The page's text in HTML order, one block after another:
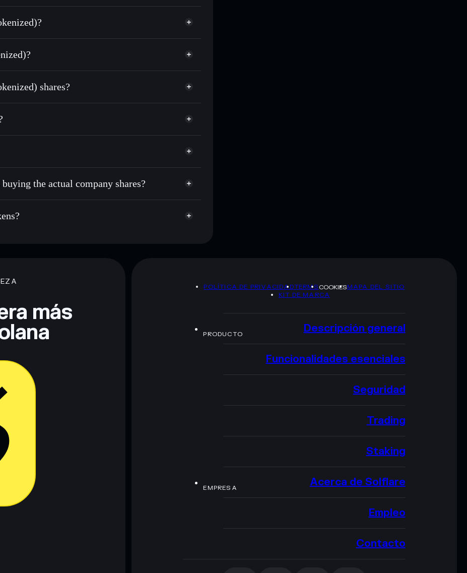
match the real-world stock price
2.61%
Solflare Wallet
shares?
the actual company shares?
más
POLÍTICA DE PRIVACIDADTERMSCOOKIESMAPA DEL SITIO
KIT DE MARCA
PRODUCTO Descripción general
Funcionalidades esenciales
Seguridad
Trading
Staking
EMPRESA Acerca de Solflare
Empleo
Contacto